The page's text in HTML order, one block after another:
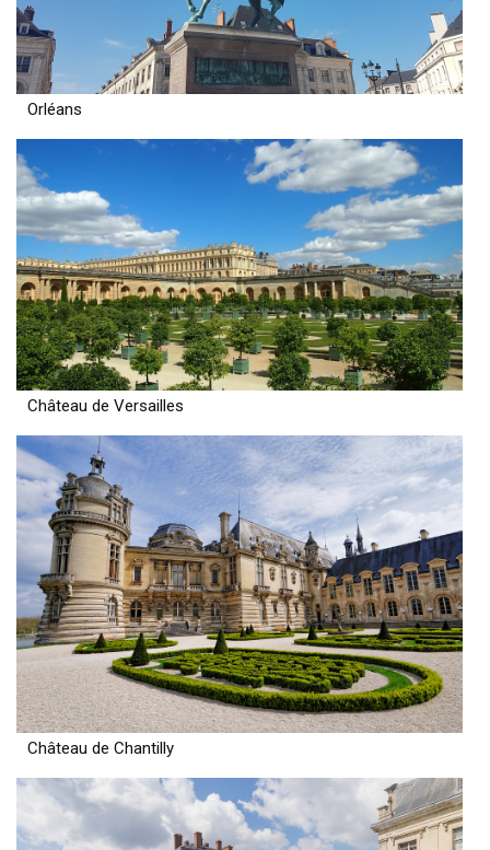
Orléans
Château de Versailles
Château de Chantilly